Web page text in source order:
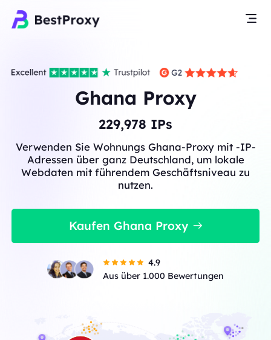
Ghana Proxy
229,978 IPs
Verwenden Sie Wohnungs Ghana-Proxy mit -IP-
Adressen über ganz Deutschland, um lokale
Webdaten mit führendem Geschäftsniveau zu
nutzen.
Kaufen Ghana Proxy
4.9
Aus über 1.000 Bewertungen